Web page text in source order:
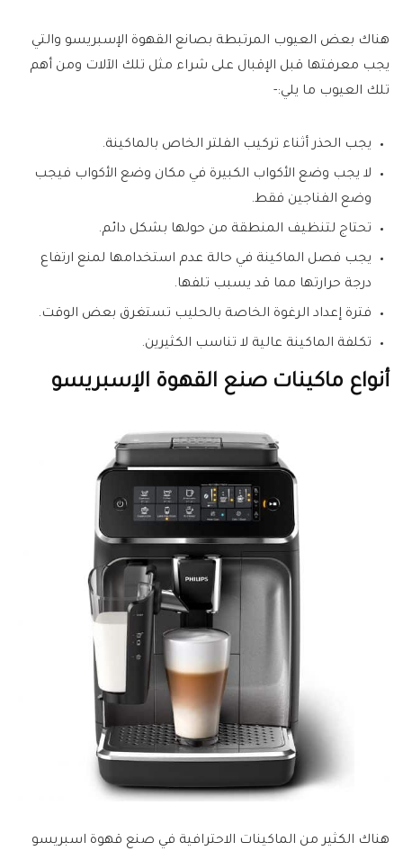
هناك بعض العيوب المرتبطة بصانع القهوة الإسبريسو والتي
يجب معرفتها قبل الإقبال على شراء مثل تلك الآلات ومن أهم
تلك العيوب ما يلي:-
يجب الحذر أثناء تركيب الفلتر الخاص بالماكينة.
لا يجب وضع الأكواب الكبيرة في مكان وضع الأكواب فيجب
وضع الفناجين فقط.
تحتاج لتنظيف المنطقة من حولها بشكل دائم.
يجب فصل الماكينة في حالة عدم استخدامها لمنع ارتفاع
درجة حرارتها مما قد يسبب تلفها.
فترة إعداد الرغوة الخاصة بالحليب تستغرق بعض الوقت.
تكلفة الماكينة عالية لا تناسب الكثيرين.
أنواع ماكينات صنع القهوة الإسبريسو
هناك الكثير من الماكينات الاحترافية في صنع قهوة اسبريسو